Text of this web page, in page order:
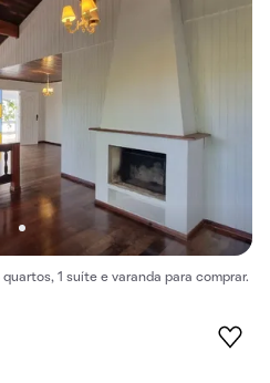
1 suíte e varanda para comprar.